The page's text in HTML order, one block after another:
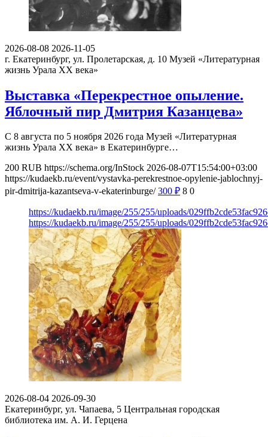
2026-08-08 2026-11-05
г. Екатеринбург, ул. Пролетарская, д. 10 Музей «Литературная
жизнь Урала ХХ века»
Выставка «Перекрестное опыление.
Яблочный пир Дмитрия Казанцева»
С 8 августа по 5 ноября 2026 года Музей «Литературная
жизнь Урала ХХ века» в Екатеринбурге…
200 RUB https://schema.org/InStock 2026-08-07T15:54:00+03:00
https://kudaekb.ru/event/vystavka-perekrestnoe-opylenie-jablochnyj-
pir-dmitrija-kazantseva-v-ekaterinburge/ 300 ₽ 8 0
https://kudaekb.ru/image/255/255/uploads/
https://kudaekb.ru/image/255/255/uploads/
2026-08-04 2026-09-30
Екатеринбург, ул. Чапаева, 5 Центральная городская
библиотека им. А. И. Герцена